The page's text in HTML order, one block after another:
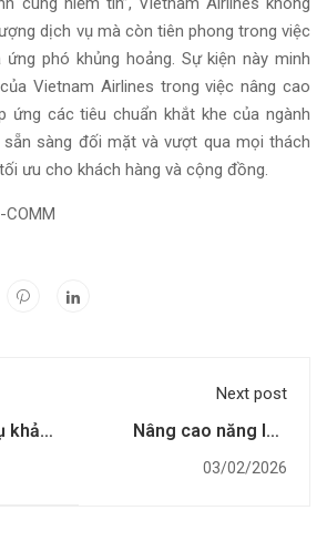
dịch vụ mà còn tiên phong trong việc
phó khủng hoảng. Sự kiện này minh
Vietnam Airlines trong việc nâng cao
ứng các tiêu chuẩn khắt khe của ngành
sàng đối mặt và vượt qua mọi thách
ưu cho khách hàng và cộng đồng.
khảo
Next post
Nâng cao năng lực
sự thay đổi – Nền tảng
03/02/2026